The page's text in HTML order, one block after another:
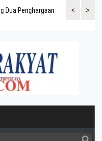
<
Dua Penghargaan
Bank Jatim
>